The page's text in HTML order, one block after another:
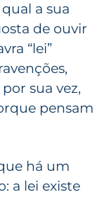
a sua
de ouvir
“lei”
sua vez,
pensam
há um
a lei existe